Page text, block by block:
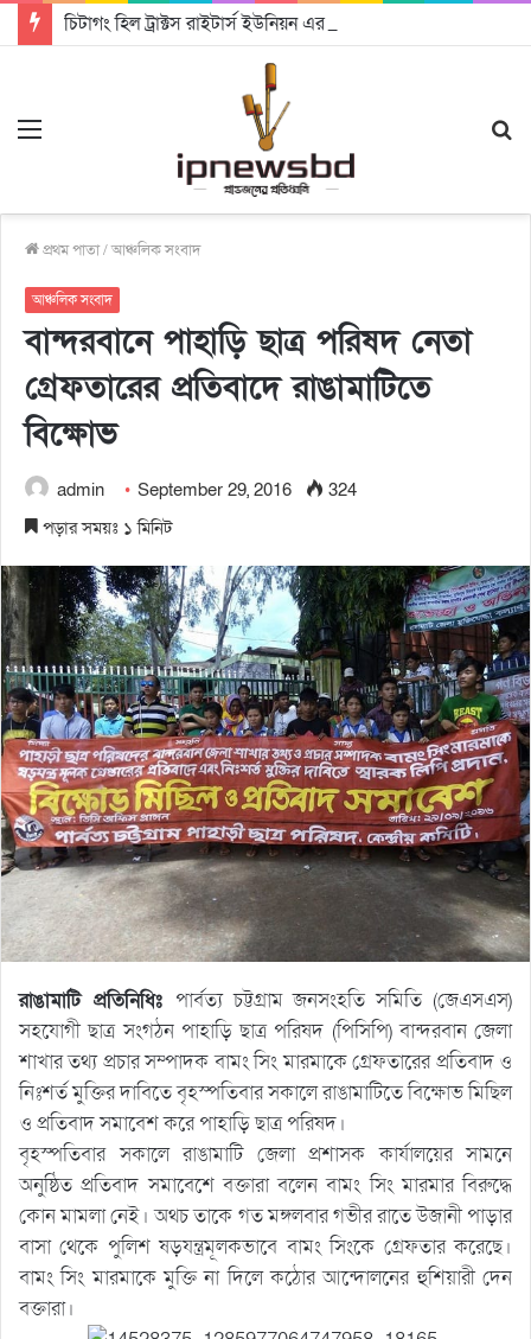
প্রথম পাতা/আঞ্চলিক সংবাদ
আঞ্চলিক সংবাদ
বান্দরবানে পাহাড়ি ছাত্র পরিষদ নেতা
গ্রেফতারের প্রতিবাদে রাঙামাটিতে
বিক্ষোভ
admin September 29, 2016
324
পড়ার সময়ঃ ১ মিনিট
রাঙামাটি প্রতিনিধিঃ পার্বত্য চট্টগ্রাম জনসংহতি সমিতি (জেএসএস)
সহযোগী ছাত্র সংগঠন পাহাড়ি ছাত্র পরিষদ (পিসিপি) বান্দরবান জেলা
শাখার তথ্য প্রচার সম্পাদক বামং সিং মারমাকে গ্রেফতারের প্রতিবাদ ও
নিঃশর্ত মুক্তির দাবিতে বৃহস্পতিবার সকালে রাঙামাটিতে বিক্ষোভ মিছিল
ও প্রতিবাদ সমাবেশ করে পাহাড়ি ছাত্র পরিষদ।
বৃহস্পতিবার সকালে রাঙামাটি জেলা প্রশাসক কার্যালয়ের সামনে
অনুষ্ঠিত প্রতিবাদ সমাবেশে বক্তারা বলেন বামং সিং মারমার বিরুদ্ধে
কোন মামলা নেই। অথচ তাকে গত মঙ্গলবার গভীর রাতে উজানী পাড়ার
বাসা থেকে পুলিশ ষড়যন্ত্রমূলকভাবে বামং সিংকে গ্রেফতার করেছে।
বামং সিং মারমাকে মুক্তি না দিলে কঠোর আন্দোলনের হুশিয়ারী দেন
বক্তারা।